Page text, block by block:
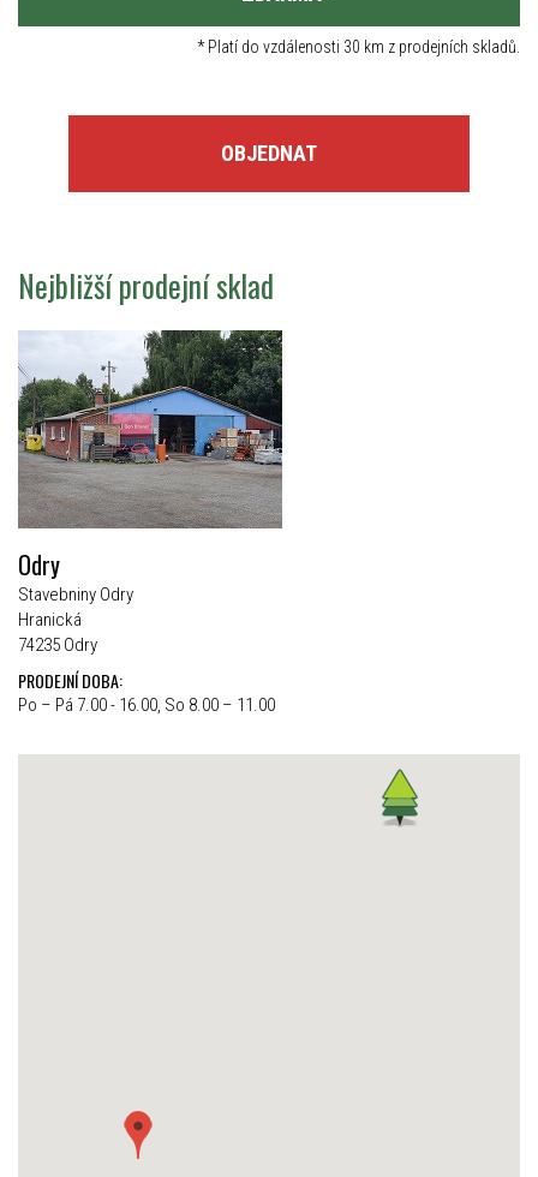
*Platí do vzdálenosti 30 km z prodejních skladů.
OBJEDNAT
Nejbližší prodejní sklad
Odry
Stavebniny Odry
Hranická
74235 Odry
PRODEJNÍ DOBA:
Po – Pá 7.00 - 16.00, So 8.00 – 11.00